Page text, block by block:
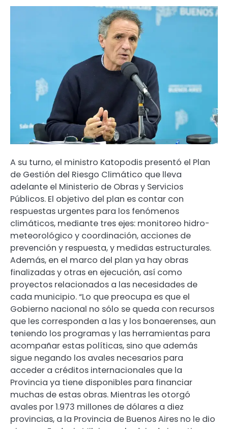
A su turno, el ministro Katopodis presentó el Plan
de Gestión del Riesgo Climático que lleva
adelante el Ministerio de Obras y Servicios
Públicos. El objetivo del plan es contar con
respuestas urgentes para los fenómenos
climáticos, mediante tres ejes: monitoreo hidro-
meteorológico y coordinación, acciones de
prevención y respuesta, y medidas estructurales.
Además, en el marco del plan ya hay obras
finalizadas y otras en ejecución, así como
proyectos relacionados a las necesidades de
cada municipio. “Lo que preocupa es que el
Gobierno nacional no sólo se queda con recursos
que les corresponden a las y los bonaerenses, aun
teniendo los programas y las herramientas para
acompañar estas políticas, sino que además
sigue negando los avales necesarios para
acceder a créditos internacionales que la
Provincia ya tiene disponibles para financiar
muchas de estas obras. Mientras les otorgó
avales por 1.973 millones de dólares a diez
provincias, a la Provincia de Buenos Aires no le dio